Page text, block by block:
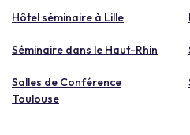
Hôtel séminaire à Lille
Séminaire dans le Haut-Rhin
Salles de Conférence
Toulouse